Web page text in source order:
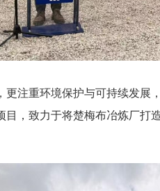
注重环境保护与可持续发
，致力于将楚梅布冶炼厂